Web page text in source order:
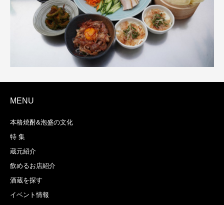
MENU
本格焼酎&泡盛の文化
特 集
蔵元紹介
飲めるお店紹介
酒蔵を探す
イベント情報